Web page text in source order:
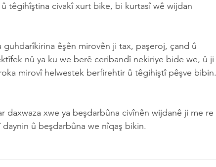
têgihîştina civakî xurt bike, bi kurtasî wê wijdan
guhdarîkirina êşên mirovên ji tax, paşeroj, çand û
nû ya ku we berê ceribandî nekiriye bide we, û ji
mirovî helwestek berfirehtir û têgihiştî pêşve bibin.
xwe ya beşdarbûna civînên wijdanê ji me re
û beşdarbûna we nîqaş bikin.